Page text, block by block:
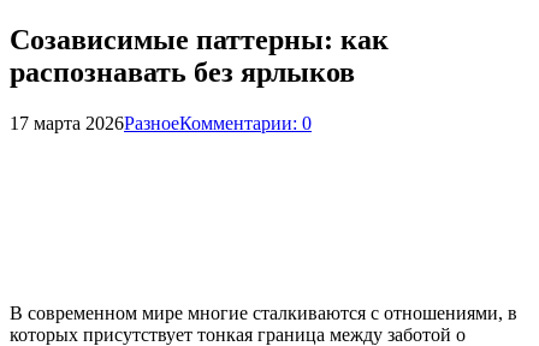
Созависимые паттерны: как
распознавать без ярлыков
17 марта 2026РазноеКомментарии: 0
В современном мире многие сталкиваются с отношениями, в
которых присутствует тонкая граница между заботой о